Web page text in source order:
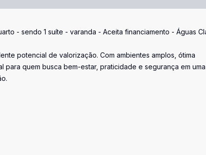
- sendo 1 suíte - varanda - Aceita financiamento - Águas
potencial de valorização. Com ambientes amplos, ótima
quem busca bem-estar, praticidade e segurança em uma